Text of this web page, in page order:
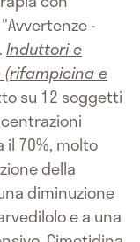
-
Induttori e
e
su 12 soggetti
70%, molto
della
diminuzione
e a una